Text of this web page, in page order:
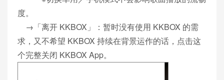
度。
→「离开 KKBOX」：暂时没有使用 KKBOX 的需
求，又不希望 KKBOX 持续在背景运作的话，点击这
个完整关闭 KKBOX App。